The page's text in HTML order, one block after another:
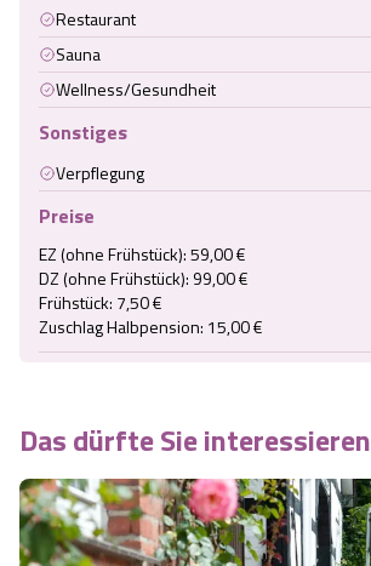
Das dürfte Sie interessieren
Restaurant
Sauna
Wellness/Gesundheit
Sonstiges
Verpflegung
Preise
EZ (ohne Frühstück): 59,00 €
DZ (ohne Frühstück): 99,00 €
Frühstück: 7,50 €
Zuschlag Halbpension: 15,00 €